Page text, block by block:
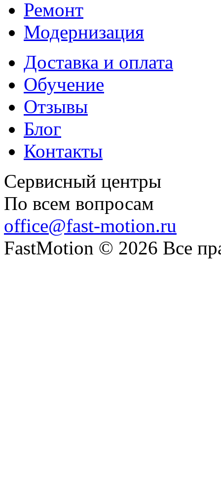
Ремонт
Модернизация
Доставка и оплата
Обучение
Отзывы
Блог
Контакты
Сервисный центры
По всем вопросам
office@fast-motion.ru
FastMotion © 2026 Все